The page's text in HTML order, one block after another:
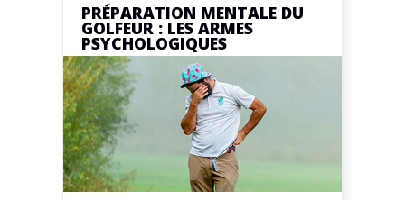
PRÉPARATION MENTALE DU
GOLFEUR : LES ARMES
PSYCHOLOGIQUES